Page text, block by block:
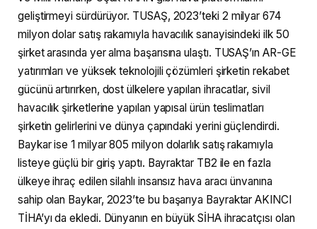
geliştirmeyi sürdürüyor. TUSAŞ, 2023’teki 2 milyar 674
milyon dolar satış rakamıyla havacılık sanayisindeki ilk 50
şirket arasında yer alma başarısına ulaştı. TUSAŞ’ın AR-GE
yatırımları ve yüksek teknolojili çözümleri şirketin rekabet
gücünü artırırken, dost ülkelere yapılan ihracatlar, sivil
havacılık şirketlerine yapılan yapısal ürün teslimatları
şirketin gelirlerini ve dünya çapındaki yerini güçlendirdi.
Baykar ise 1 milyar 805 milyon dolarlık satış rakamıyla
listeye güçlü bir giriş yaptı. Bayraktar TB2 ile en fazla
ülkeye ihraç edilen silahlı insansız hava aracı ünvanına
sahip olan Baykar, 2023’te bu başarıya Bayraktar AKINCI
TİHA’yı da ekledi. Dünyanın en büyük SİHA ihracatçısı olan